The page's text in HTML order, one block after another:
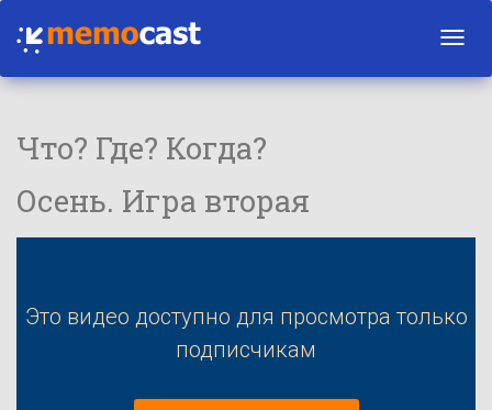
Что? Где? Когда?
Осень. Игра вторая
Это видео доступно для просмотра только
подписчикам